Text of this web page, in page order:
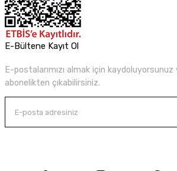
E-Bültene Kayıt Ol
E-postalarımızı almak için
abonelikten çıkabilirsiniz.